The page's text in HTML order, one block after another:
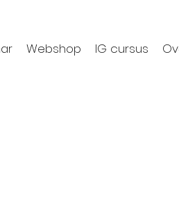
Webshop IG cursus